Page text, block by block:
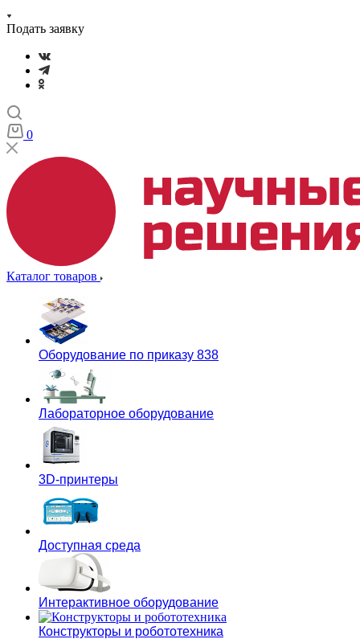
Подать заявку
0
Каталог товаров
Оборудование по приказу 838
Лабораторное оборудование
3D-принтеры
Доступная среда
Интерактивное оборудование
Конструкторы и робототехника